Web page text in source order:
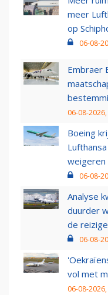
meer
op
06-08-
Embraer
06-08-
Boeing
weigeren
06-08-
Analyse
duurder
de
06-08-
vol met
06-08-